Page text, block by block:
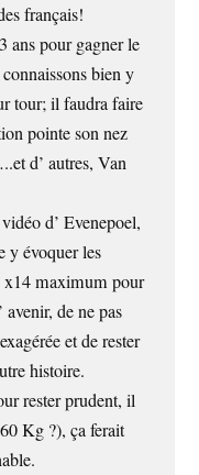
français!
ans pour gagner le
bien y
tour; il faudra faire
pointe son nez
d’ autres, Van
d’ Evenepoel,
y évoquer les
x14 maximum pour
de ne pas
et de rester
histoire.
rester prudent, il
Kg ?), ça ferait